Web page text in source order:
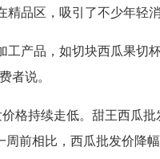
品区，吸引了不少年轻消
产品，如切块西瓜果切
者说。
格持续走低。甜王西瓜
前相比，西瓜批发价降